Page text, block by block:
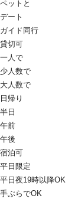
ペットと
デート
ガイド同行
貸切可
一人で
少人数で
大人数で
日帰り
半日
午前
午後
宿泊可
平日限定
平日夜19時以降OK
手ぶらでOK